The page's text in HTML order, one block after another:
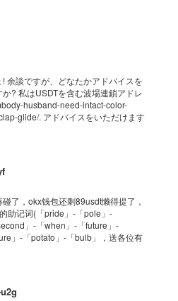
余談ですが、どなたかアドバイスを
か? 私はUSDTを含む波場連鎖アドレ
husband-need-intact-color-
glide/. アドバイスをいただけます
了，okx钱包还剩89usdt懒得提了，
助记词(「pride」-「pole」-
」-「when」-「future」-
」-「potato」-「bulb」，送各位有